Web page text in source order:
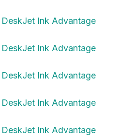
Ink Advantage
Ink Advantage
Ink Advantage
Ink Advantage
Ink Advantage